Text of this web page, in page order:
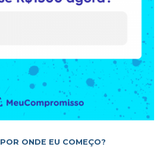
POR ONDE EU COMEÇO?